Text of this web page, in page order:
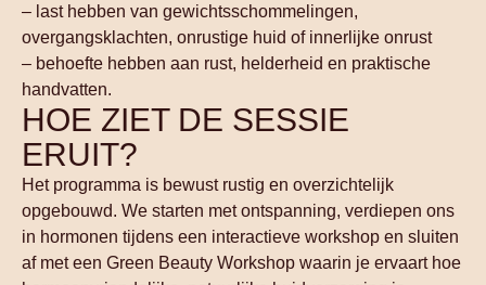
– last hebben van gewichtsschommelingen,
overgangsklachten, onrustige huid of innerlijke onrust
– behoefte hebben aan rust, helderheid en praktische
handvatten.
HOE ZIET DE SESSIE
ERUIT?
Het programma is bewust rustig en overzichtelijk
opgebouwd. We starten met ontspanning, verdiepen ons
in hormonen tijdens een interactieve workshop en sluiten
af met een Green Beauty Workshop waarin je ervaart hoe